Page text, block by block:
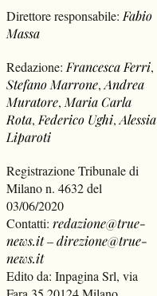
Direttore responsabile:Fabio
Massa
Redazione:Francesca Ferri,
Stefano Marrone,Andrea
Muratore,Maria Carla
Rota,Federico Ughi,Alessia
Liparoti
Registrazione Tribunale di
Milano n. 4632 del
03/06/2020
Contatti:redazione@true-
news.it–direzione@true-
news.it
Edito da: Inpagina Srl, via